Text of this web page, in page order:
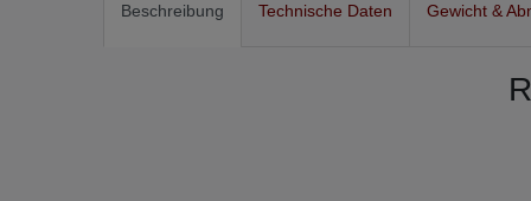
Beschreibung Technische Daten Gewicht &